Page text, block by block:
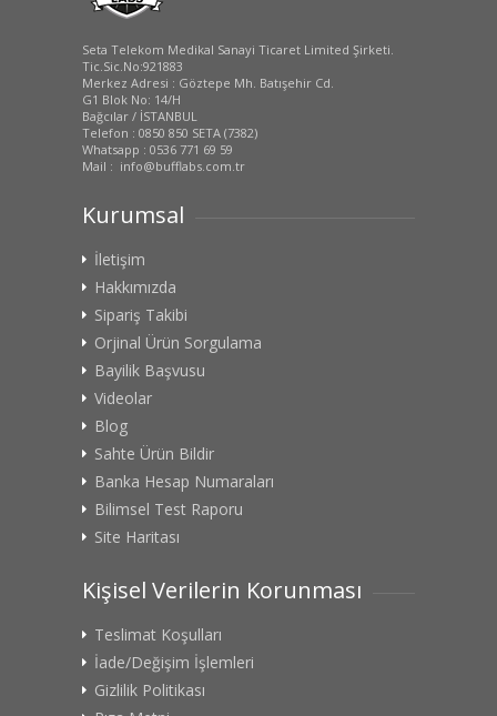
Seta Telekom Medikal Sanayi Ticaret Limited Şirketi.
Tic.Sic.No:921883
Merkez Adresi : Göztepe Mh. Batışehir Cd.
G1 Blok No: 14/H
Bağcılar / İSTANBUL
Telefon : 0850 850 SETA (7382)
Whatsapp : 0536 771 69 59
Mail : info@bufflabs.com.tr
Kurumsal
İletişim
Hakkımızda
Sipariş Takibi
Orjinal Ürün Sorgulama
Bayilik Başvusu
Videolar
Blog
Sahte Ürün Bildir
Banka Hesap Numaraları
Bilimsel Test Raporu
Site Haritası
Kişisel Verilerin Korunması
Teslimat Koşulları
İade/Değişim İşlemleri
Gizlilik Politikası